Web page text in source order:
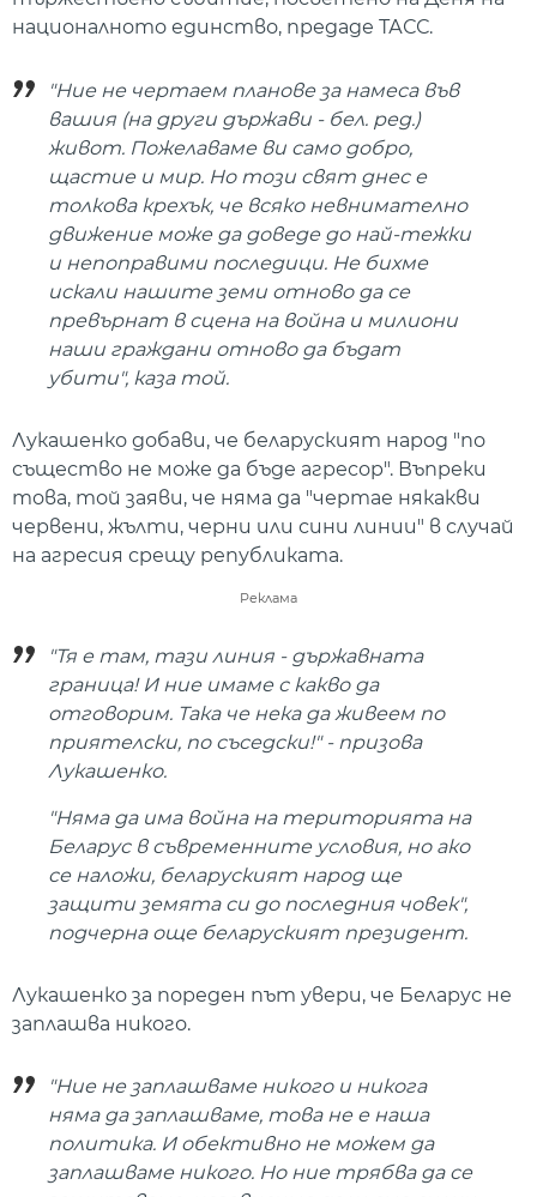
националното единство, предаде ТАСС.
"Ние не чертаем планове за намеса във
вашия (на други държави - бел. ред.)
живот. Пожелаваме ви само добро,
щастие и мир. Но този свят днес е
толкова крехък, че всяко невнимателно
движение може да доведе до най-тежки
и непоправими последици. Не бихме
искали нашите земи отново да се
превърнат в сцена на война и милиони
наши граждани отново да бъдат
убити", каза той.
Лукашенко добави, че беларуският народ "по
същество не може да бъде агресор". Въпреки
това, той заяви, че няма да "чертае някакви
червени, жълти, черни или сини линии" в случай
на агресия срещу републиката.
Реклама
"Тя е там, тази линия - държавната
граница! И ние имаме с какво да
отговорим. Така че нека да живеем по
приятелски, по съседски!" - призова
Лукашенко.
"Няма да има война на територията на
Беларус в съвременните условия, но ако
се наложи, беларуският народ ще
защити земята си до последния човек",
подчерна още беларуският президент.
Лукашенко за пореден път увери, че Беларус не
заплашва никого.
"Ние не заплашваме никого и никога
няма да заплашваме, това не е наша
политика. И обективно не можем да
заплашваме никого. Но ние трябва да се